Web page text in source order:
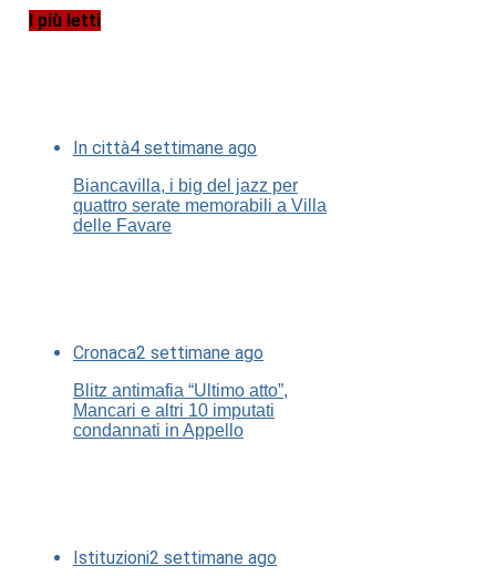
I più letti
In città4 settimane ago
Biancavilla, i big del jazz per
quattro serate memorabili a Villa
delle Favare
Cronaca2 settimane ago
Blitz antimafia “Ultimo atto”,
Mancari e altri 10 imputati
condannati in Appello
Istituzioni2 settimane ago